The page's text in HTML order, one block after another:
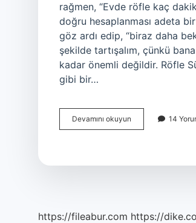
rağmen, “Evde röfle kaç
doğru hesaplanması adeta
göz ardı edip, “biraz daha
şekilde tartışalım, çünkü
kadar önemli değildir. Röfle
gibi bir…
Devamını okuyun
röfle
14
https://fileabur.com https://